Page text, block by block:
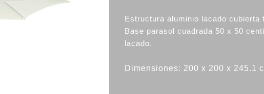
Estructura aluminio lacado
Base parasol cuadrada 50 x 50
lacado.
Dimensiones: 200 x 200 x 245.1